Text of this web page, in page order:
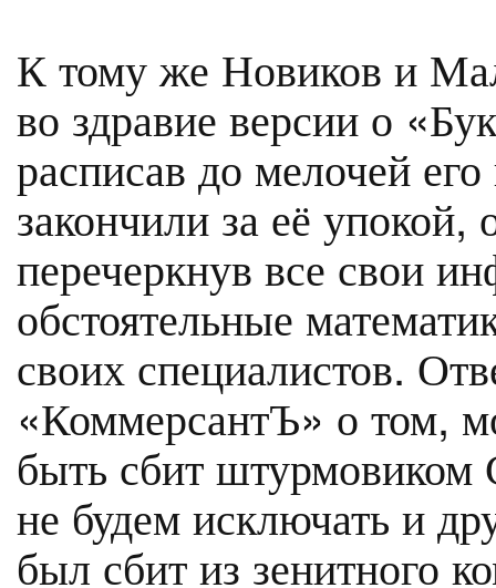
К тому же Новиков и
во здравие версии о
расписав до мелочей
закончили за её
перечеркнув все свои
обстоятельные
своих специалистов.
«КоммерсантЪ» о том,
быть сбит
не будем исключать и
был сбит из зенитного